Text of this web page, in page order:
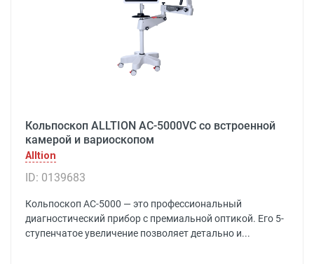
Кольпоскоп ALLTION AC-5000VC со встроенной
камерой и вариоскопом
Alltion
ID: 0139683
Кольпоскоп AC-5000 — это профессиональный
диагностический прибор с премиальной оптикой. Его 5-
ступенчатое увеличение позволяет детально и...